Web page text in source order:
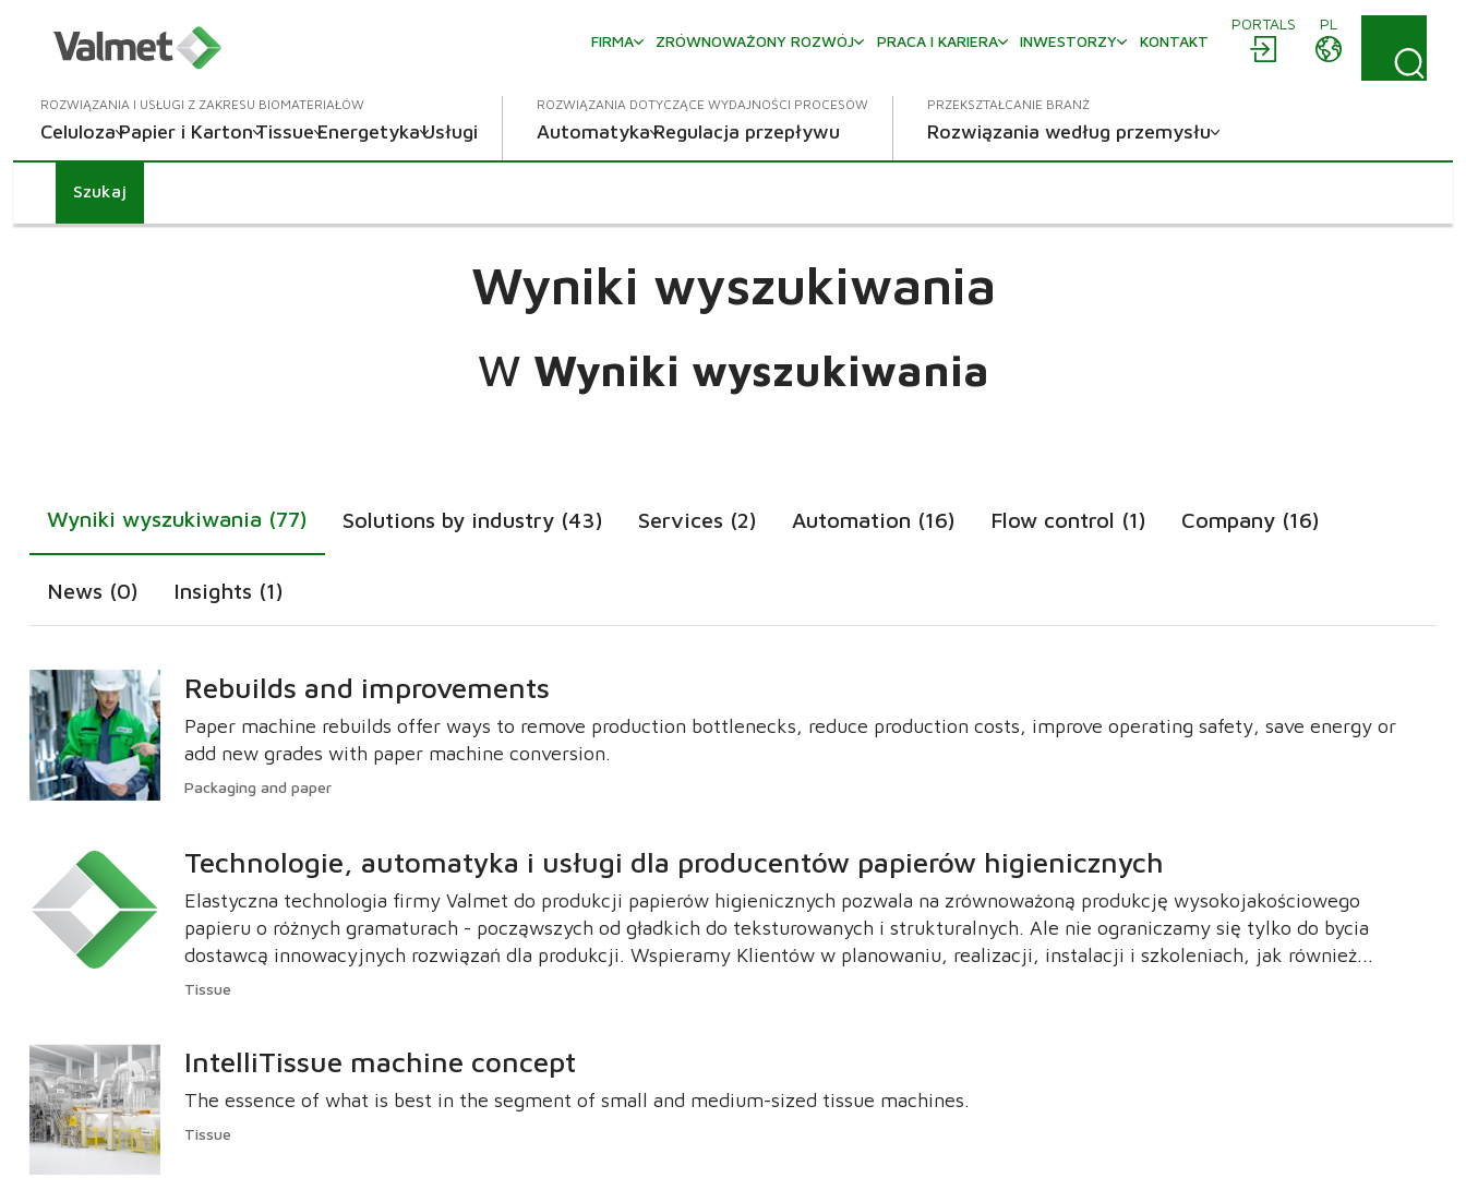
PORTALS
PL
FIRMA
ZRÓWNOWAŻONY ROZWÓJ PRACA I KARIERA INWESTORZY KONTAKT
ROZWIĄZANIA I USŁUGI Z ZAKRESU BIOMATERIAŁÓW
CelulozaPapier i KartonTissueEnergetykaUsługi
ROZWIĄZANIA DOTYCZĄCE WYDAJNOŚCI PROCESÓW
AutomatykaRegulacja przepływu
PRZEKSZTAŁCANIE BRANŻ
Rozwiązania według przemysłu
Szukaj
Wyniki wyszukiwania
W Wyniki wyszukiwania
Wyniki wyszukiwania (77) Solutions by industry (43) Services (2) Automation (16) Flow control (1) Company (16)
News (0) Insights (1)
Rebuilds and improvements
Paper machine rebuilds offer ways to remove production bottlenecks, reduce production costs, improve operating safety, save energy or
add new grades with paper machine conversion.
Packaging and paper
Technologie, automatyka i usługi dla producentów papierów higienicznych
Elastyczna technologia firmy Valmet do produkcji papierów higienicznych pozwala na zrównoważoną produkcję wysokojakościowego
papieru o różnych gramaturach - począwszych od gładkich do teksturowanych i strukturalnych. Ale nie ograniczamy się tylko do bycia
dostawcą innowacyjnych rozwiązań dla produkcji. Wspieramy Klientów w planowaniu, realizacji, instalacji i szkoleniach, jak również
podczas całego cyklu życia instalacji, tak aby zagwarantować optymalną pracę maszyn i całego zakładu przez długie lata.
Tissue
IntelliTissue machine concept
The essence of what is best in the segment of small and medium-sized tissue machines.
Tissue